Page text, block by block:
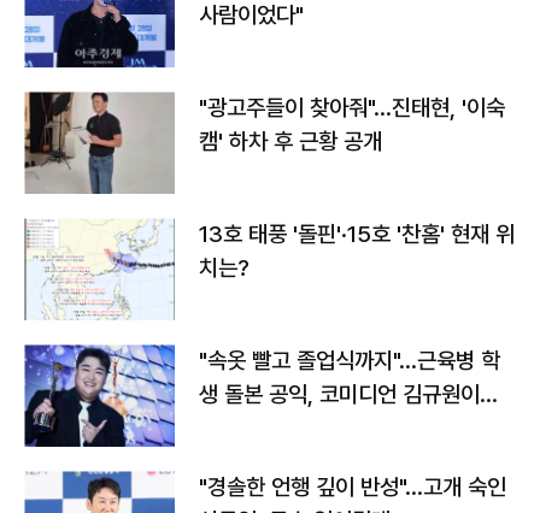
사람이었다"
"광고주들이 찾아줘"…진태현, '이숙
캠' 하차 후 근황 공개
13호 태풍 '돌핀'·15호 '찬홈' 현재 위
치는?
"속옷 빨고 졸업식까지"…근육병 학
생 돌본 공익, 코미디언 김규원이었
"경솔한 언행 깊이 반성"…고개 숙인